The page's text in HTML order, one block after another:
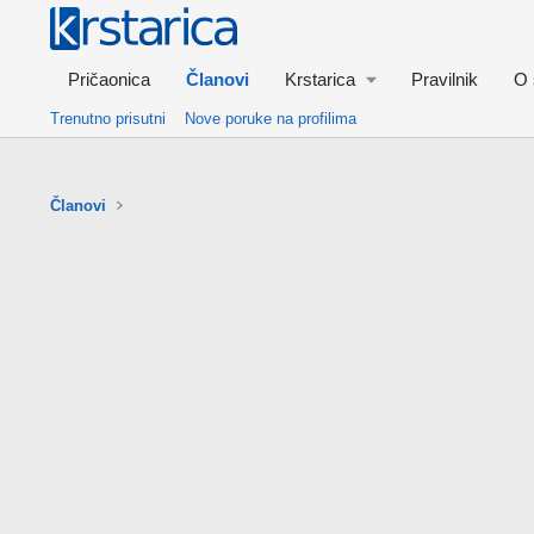
Pričaonica Članovi Krstarica Pravilnik O
Trenutno prisutni Nove poruke na profilima
Članovi